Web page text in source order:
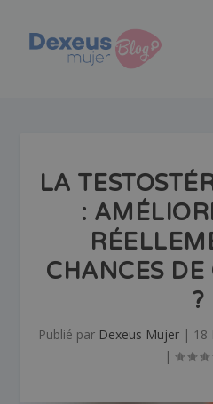
LA
:
CHANCES DE
?
Publié par Dexeus Mujer| 18
|